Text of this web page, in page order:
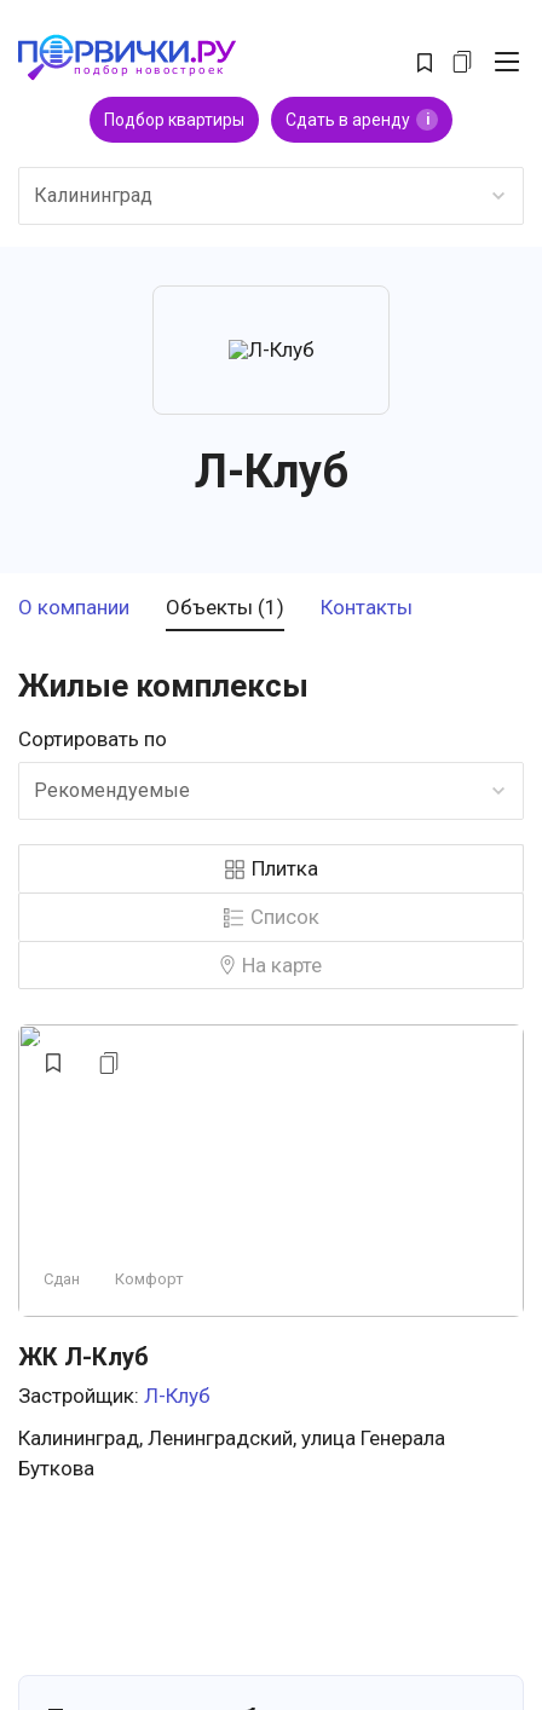
Подбор квартиры Сдать в аренду i
Калининград
Л-Клуб
О компании Объекты (1) Контакты
Жилые комплексы
Сортировать по
Рекомендуемые
Плитка
Список
На карте
Сдан Комфорт
ЖК Л-Клуб
Застройщик: Л-Клуб
Калининград, Ленинградский, улица Генерала
Буткова